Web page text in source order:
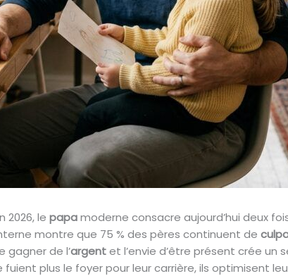
2026, le papamoderne consacre aujourd’hui deux
montre que 75 % des pères continuent de
de l’argentet l’envie d’être présent crée un
plus le foyer pour leur carrière, ils optimisent